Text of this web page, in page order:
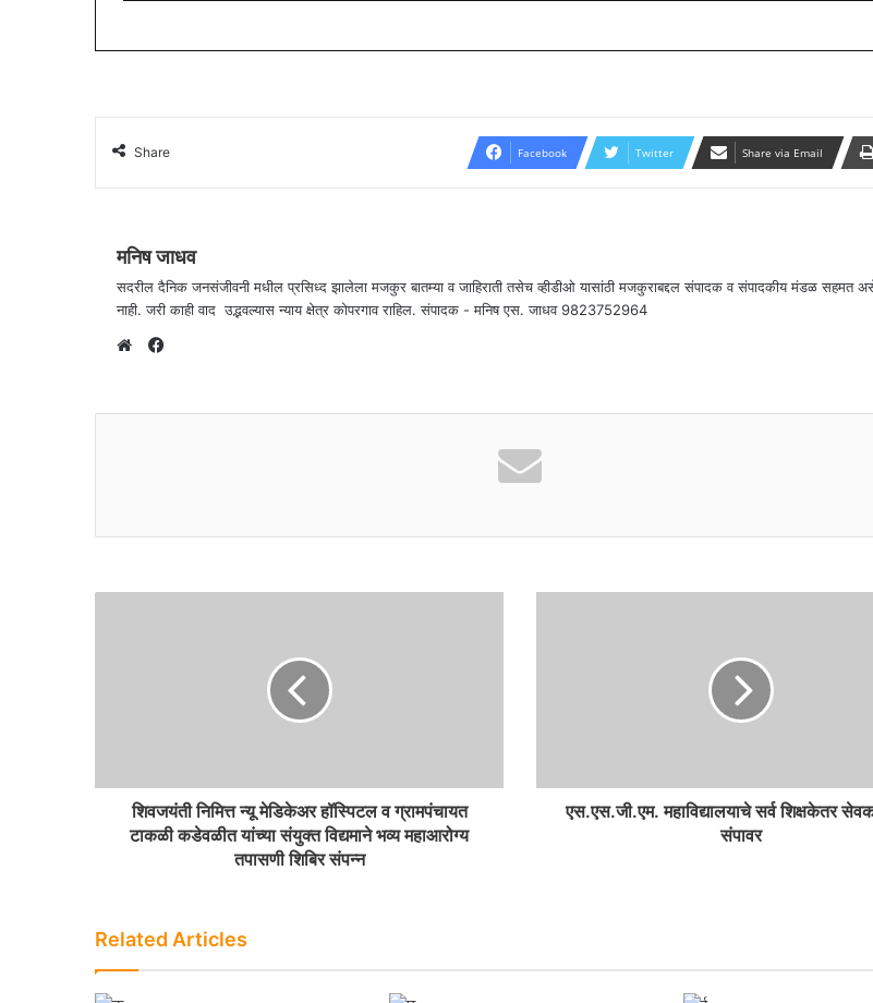
Share Facebook Twitter Share via Email
मनिष जाधव
सदरील दैनिक जनसंजीवनी मधील प्रसिध्द झालेला मजकुर बातम्या व जाहिराती तसेच व्हीडीओ यासांठी मजकुराबद्दल संपादक व संपादकीय मंडळ सहमत
नाही. जरी काही वाद उद्भवल्यास न्याय क्षेत्र कोपरगाव राहिल. संपादक - मनिष एस. जाधव 9823752964
शिवजयंती निमित्त न्यू मेडिकेअर हॉस्पिटल व ग्रामपंचायत
टाकळी कडेवळीत यांच्या संयुक्त विद्यमाने भव्य महाआरोग्य
तपासणी शिबिर संपन्न
एस.एस.जी.एम. महाविद्यालयाचे सर्व शिक्षकेतर
संपावर
Related Articles